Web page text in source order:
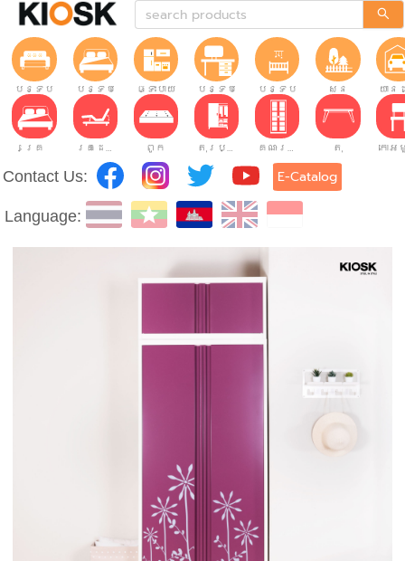
បន្ទប់ទទួលភ្ញៀវ
បន្ទប់គេង ផ្ទះបាយ បន្ទប់ធ្វើការបន្ទប់កុមារ សួន យាន
គ្រែ គ្រែដែលអាចលៃតម្រូវបាន។ ពូក តុរប្យួរខោឤវ គណៈរដ្ឋមន្រ្តី តុ
Contact Us: E-Catalog
Language: